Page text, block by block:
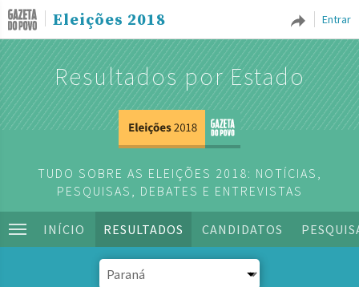
Entrar
Eleições 2018
Resultados por Estado
TUDO SOBRE AS ELEIÇÕES 2018: NOTÍCIAS,
PESQUISAS, DEBATES E ENTREVISTAS
INÍCIO RESULTADOS CANDIDATOS